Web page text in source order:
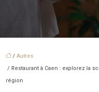
/ Autres
/ Restaurant à Caen : explorez la
région